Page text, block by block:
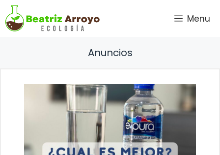
Saltar
al
contenido
Menu
Anuncios